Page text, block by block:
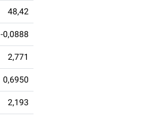
48,42
-0,0888
2,771
0,6950
2,193